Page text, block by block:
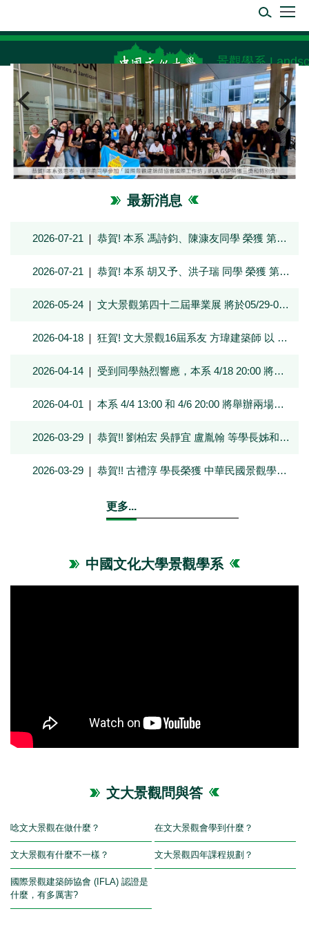
主
區
景觀學系
最新消息
2026-07-21 恭賀! 本系 馮詩鈞、陳漮友同學 榮獲 第五屆園治盃鄉村振興國際聯合畢業設計二等獎
2026-07-21 恭賀! 本系 胡又予、洪子瑞 同學 榮獲 第五屆園治盃鄉村振興國際聯合畢業設計優秀獎
2026-05-24 文大景觀第四十二屆畢業展 將於05/29-06/01假松山文創園區2號倉公開展覽，歡迎舊雨新知蒞臨指導!
2026-04-18 狂賀! 文大景觀16屆系友 方瑋建築師 以 台南長屋+丸茶屋 榮獲 台灣住宅建築獎 單棟住宅類 佳作
2026-04-14 受到同學熱烈響應，本系 4/18 20:00 將舉辦第三場申請入學線上說明會，歡迎一階通過的考生一起來知己知彼，走向美好未來!
2026-04-01 本系 4/4 13:00 和 4/6 20:00 將舉辦兩場申請入學線上說明會，歡迎一階通過的考生一起來知己知彼，走向美好未來!
2026-03-29 恭賀!! 劉柏宏 吳靜宜 盧胤翰 等學長姊和老師們 榮獲2025台灣景觀大賞!
2026-03-29 恭賀!! 古禮淳 學長榮獲 中華民國景觀學會 終身貢獻獎!
更多...
中國文化大學景觀學系
文大景觀問與答
唸文大景觀在做什麼？ 在文大景觀會學到什麼？
文大景觀有什麼不一樣？ 文大景觀四年課程規劃？
國際景觀建築師協會 (IFLA) 認證是
什麼，有多厲害?